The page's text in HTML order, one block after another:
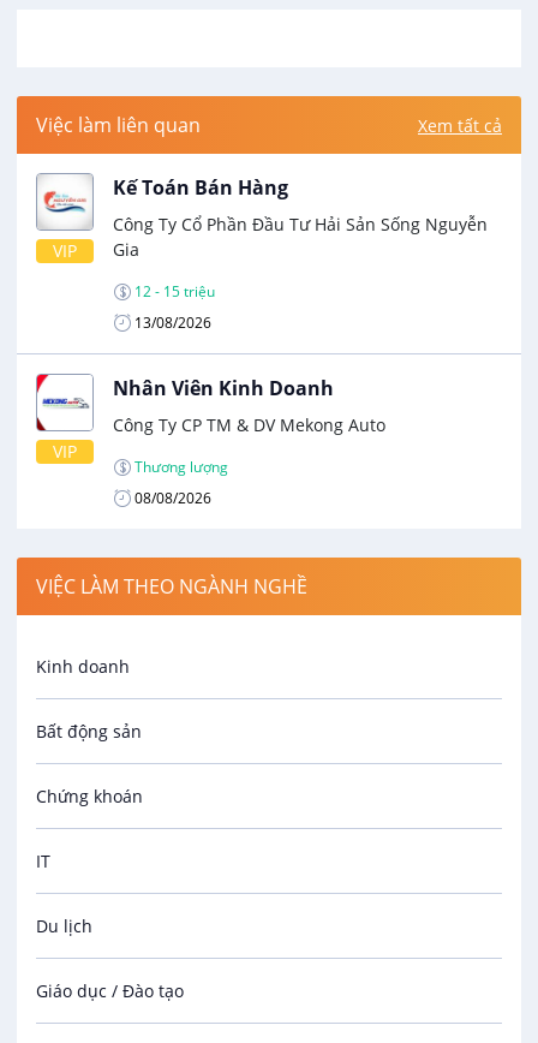
Việc làm liên quan Xem tất cả
VIP
Kế Toán Bán Hàng
Công Ty Cổ Phần Đầu Tư Hải Sản Sống Nguyễn
Gia
12 - 15 triệu
13/08/2026
VIP
Nhân Viên Kinh Doanh
Công Ty CP TM & DV Mekong Auto
Thương lượng
08/08/2026
VIỆC LÀM THEO NGÀNH NGHỀ
Kinh doanh
Bất động sản
Chứng khoán
IT
Du lịch
Giáo dục / Đào tạo